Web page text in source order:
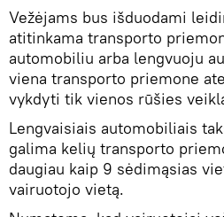
Vežėjams bus išduodami
atitinkama transporto
automobiliu arba lengvuoju
viena transporto priemone
vykdyti tik vienos rūšies
Lengvaisiais automobiliais
galima kelių transporto
daugiau kaip 9 sėdimąsias
vairuotojo vietą.